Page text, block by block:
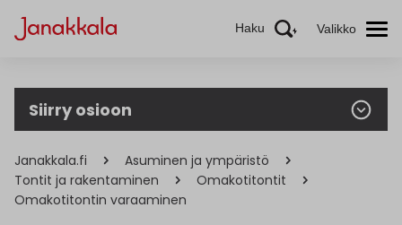
Haku Valikko
Siirry osioon
Janakkala.fi
Asuminen ja ympäristö
Tontit ja rakentaminen
Omakotitontit
Omakotitontin varaaminen